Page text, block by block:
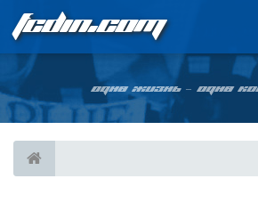
FCDIN.COM
ОДНА ЖИЗНЬ – ОДНА